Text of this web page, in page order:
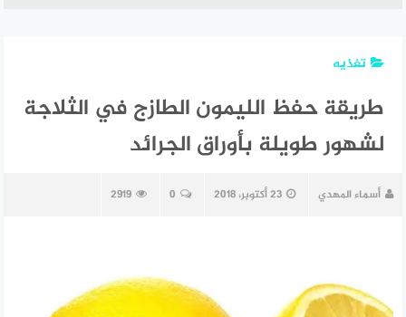
تغذيه
طريقة حفظ الليمون الطازج في الثلاجة
لشهور طويلة بأوراق الجرائد
أسماء المهدي 23 أكتوبر، 2018 0
2919